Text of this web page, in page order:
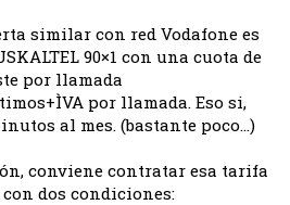
similar con red Vodafone es
90×1 con una cuota de
por llamada
por llamada. Eso si,
al mes. (bastante poco…)
conviene contratar esa tarifa
dos condiciones: